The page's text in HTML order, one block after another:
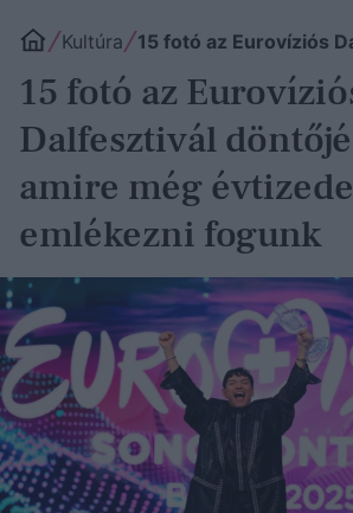
Kultúra 15 fotó az Eurovíziós
15 fotó az
Dalfesztivál
amire még
emlékezni fogunk